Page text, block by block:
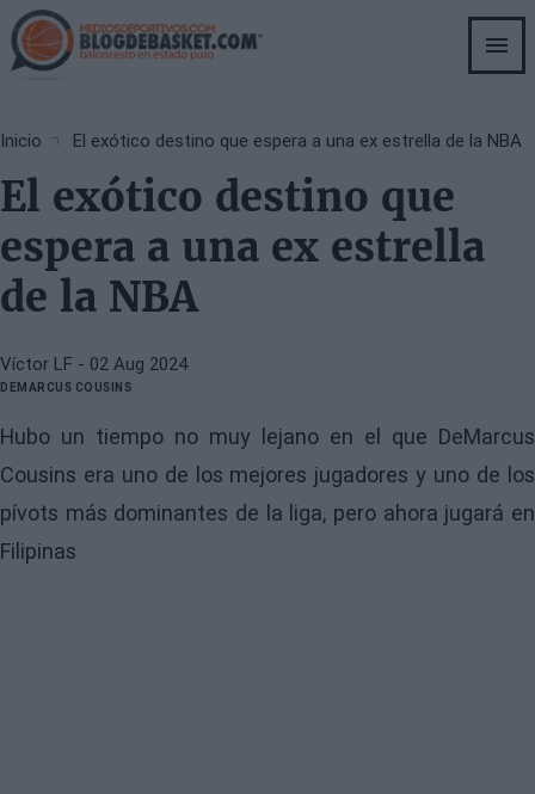
Skip
to
main
Breadcrumb
Inicio El exótico destino que espera a una ex estrella de la NBA
El exótico destino que
espera a una ex estrella
de la NBA
Víctor LF - 02 Aug 2024
DEMARCUS COUSINS
Hubo un tiempo no muy lejano en el que DeMarcus
Cousins era uno de los mejores jugadores y uno de los
pívots más dominantes de la liga, pero ahora jugará en
Filipinas